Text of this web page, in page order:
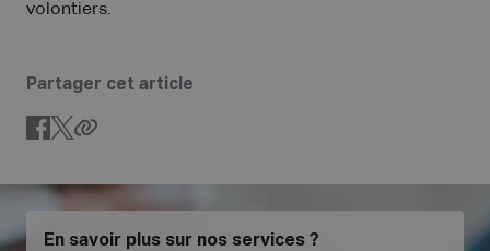
volontiers.
Partager cet article
En savoir plus sur nos services ?